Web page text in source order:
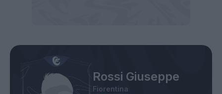
Rossi Giuseppe
Fiorentina